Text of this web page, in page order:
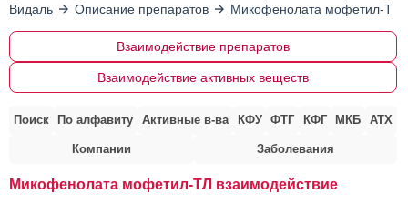
Видаль Описание препаратов Микофенолата мофетил-ТЛ
Взаимодействие препаратов
Взаимодействие активных веществ
Поиск По алфавиту Активные в-ва КФУ ФТГ КФГ МКБ АТХ
Компании Заболевания
Микофенолата мофетил-ТЛ взаимодействие